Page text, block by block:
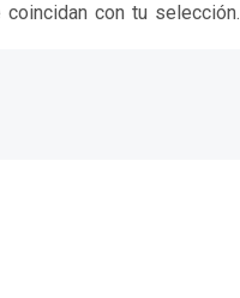
con tu selección.